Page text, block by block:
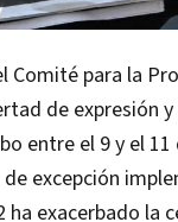
Comité para la
de expresión y
entre el 9 y el
excepción
exacerbado la